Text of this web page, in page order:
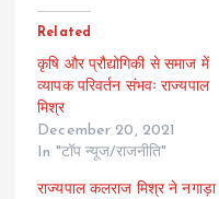
Related
कृषि और प्रौद्योगिकी से समाज में
व्यापक परिवर्तन संभवः राज्यपाल
मिश्र
December 20, 2021
In "टॉप न्यूज/राजनीति"
राज्यपाल कलराज मिश्र ने नगाड़ा